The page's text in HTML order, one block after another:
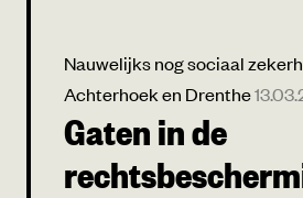
Nauwelijks nog sociaal
Achterhoek en Drenthe
Gaten in de